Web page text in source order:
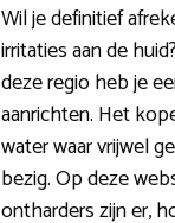
Wil je definitief
irritaties aan de
deze regio heb je
aanrichten. Het
water waar vrijwel
bezig. Op deze
ontharders zijn er,